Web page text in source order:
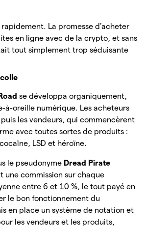
rapidement. La promesse d’acheter
en ligne avec de la crypto, et sans
tout simplement trop séduisante
se développa organiquement,
à-oreille numérique. Les acheteurs
les vendeurs, qui commencèrent
avec toutes sortes de produits :
LSD et héroïne.
le pseudonyme Dread Pirate
commission sur chaque
entre 6 et 10 %, le tout payé en
le bon fonctionnement du
en place un système de notation et
les vendeurs et les produits,